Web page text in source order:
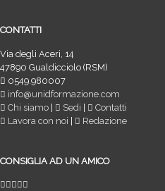
CONTATTI
Via degli Aceri, 14
47890 Gualdicciolo (RSM)
0549.980007
info@unidformazione.com
Chi siamo
Sedi
Contatti
Lavora con noi
Redazione
CONSIGLIA AD UN AMICO